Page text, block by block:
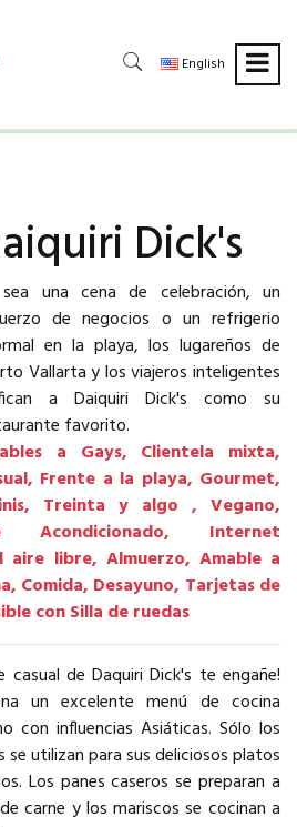
English
Dick's
una cena de celebración, un
de negocios o un refrigerio
en la playa, los lugareños de
Vallarta y los viajeros inteligentes
a Daiquiri Dick's como su
favorito.
a Gays, Clientela mixta,
Frente a la playa, Gourmet,
Treinta y algo , Vegano,
Acondicionado, Internet
aire libre, Almuerzo, Amable a
Comida, Desayuno, Tarjetas de
con Silla de ruedas
casual de Daquiri Dick's te engañe!
un excelente menú de cocina
con influencias Asiáticas. Sólo los
utilizan para sus deliciosos platos
Los panes caseros se preparan a
carne y los mariscos se cocinan a